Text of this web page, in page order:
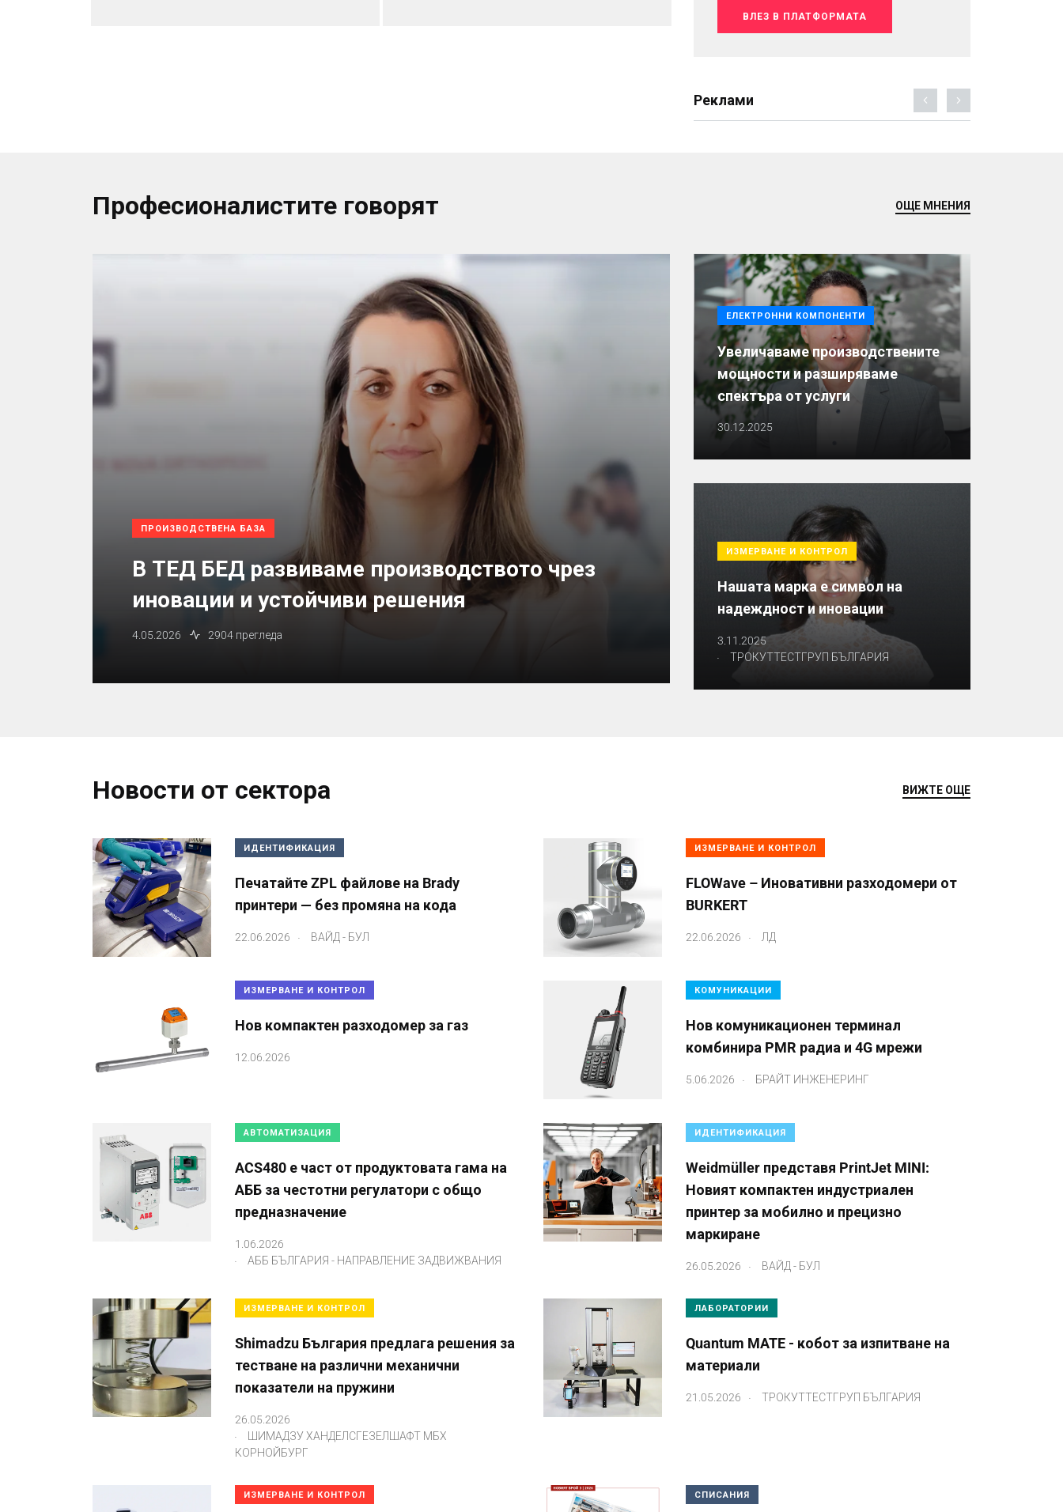
ВЛЕЗ В ПЛАТФОРМАТА
Реклами
Професионалистите говорят ОЩЕ МНЕНИЯ
ПРОИЗВОДСТВЕНА БАЗА
В ТЕД БЕД развиваме производството чрез
иновации и устойчиви решения
4.05.2026 2904 прегледа
ЕЛЕКТРОННИ КОМПОНЕНТИ
Увеличаваме производствените
мощности и разширяваме
спектъра от услуги
30.12.2025
ИЗМЕРВАНЕ И КОНТРОЛ
Нашата марка е символ на
надеждност и иновации
3.11.2025
ТРОКУТТЕСТГРУП БЪЛГАРИЯ
Новости от сектора ВИЖТЕ ОЩЕ
ИДЕНТИФИКАЦИЯ
Печатайте ZPL файлове на Brady
принтери — без промяна на кода
22.06.2026 ВАЙД - БУЛ
ИЗМЕРВАНЕ И КОНТРОЛ
FLOWave – Иновативни разходомери от
BURKERT
22.06.2026 ЛД
ИЗМЕРВАНЕ И КОНТРОЛ
Нов компактен разходомер за газ
12.06.2026
КОМУНИКАЦИИ
Нов комуникационен терминал
комбинира PMR радиа и 4G мрежи
5.06.2026 БРАЙТ ИНЖЕНЕРИНГ
АВТОМАТИЗАЦИЯ
ACS480 е част от продуктовата гама на
АББ за честотни регулатори с общо
предназначение
1.06.2026
АББ БЪЛГАРИЯ - НАПРАВЛЕНИЕ ЗАДВИЖВАНИЯ
ИДЕНТИФИКАЦИЯ
Weidmüller представя PrintJet MINI:
Новият компактен индустриален
принтер за мобилно и прецизно
маркиране
26.05.2026 ВАЙД - БУЛ
ИЗМЕРВАНЕ И КОНТРОЛ
Shimadzu България предлага решения за
тестване на различни механични
показатели на пружини
26.05.2026
ШИМАДЗУ ХАНДЕЛСГЕЗЕЛШАФТ МБХ
КОРНОЙБУРГ
ЛАБОРАТОРИИ
Quantum MATE - кобот за изпитване на
материали
21.05.2026 ТРОКУТТЕСТГРУП БЪЛГАРИЯ
ИЗМЕРВАНЕ И КОНТРОЛ СПИСАНИЯ